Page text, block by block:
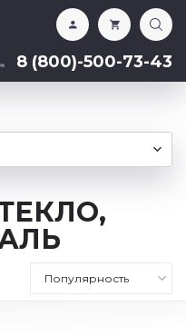
8 (800)-500-73-43